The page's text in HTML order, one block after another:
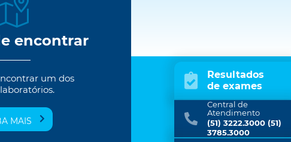
encontrar
um dos
MAIS
Resultados
de exames
Central de
Atendimento
(51) 3222.3000 (51)
3785.3000